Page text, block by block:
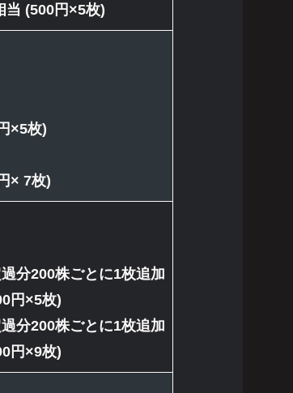
(500円×5枚)
×5枚)
× 7枚)
分200株ごとに1枚追加
円×5枚)
分200株ごとに1枚追加
円×9枚)